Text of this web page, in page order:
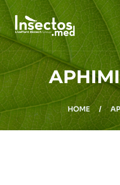
HOME
QUÉ ES INSECTOS MED
HOME /